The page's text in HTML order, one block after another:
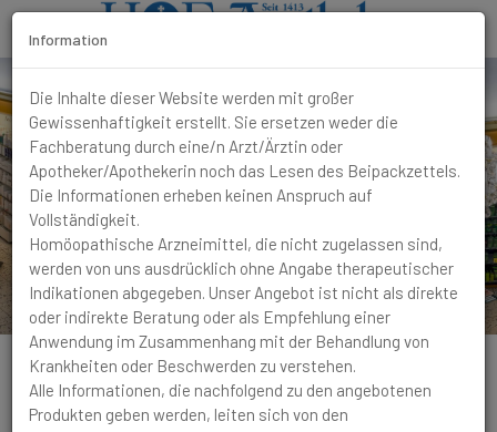
Information
Die Inhalte dieser Website werden mit großer
Gewissenhaftigkeit erstellt. Sie ersetzen weder die
Fachberatung durch eine/n Arzt/Ärztin oder
Apotheker/Apothekerin noch das Lesen des Beipackzettels.
Die Informationen erheben keinen Anspruch auf
Vollständigkeit.
Homöopathische Arzneimittel, die nicht zugelassen sind,
werden von uns ausdrücklich ohne Angabe therapeutischer
Indikationen abgegeben. Unser Angebot ist nicht als direkte
oder indirekte Beratung oder als Empfehlung einer
Anwendung im Zusammenhang mit der Behandlung von
Krankheiten oder Beschwerden zu verstehen.
Alle Informationen, die nachfolgend zu den angebotenen
Produkten geben werden, leiten sich von den